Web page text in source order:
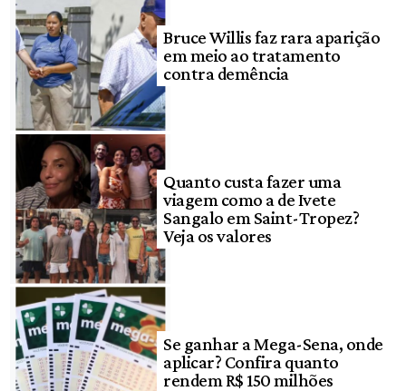
Bruce Willis faz rara aparição
em meio ao tratamento
contra demência
Quanto custa fazer uma
viagem como a de Ivete
Sangalo em Saint-Tropez?
Veja os valores
Se ganhar a Mega-Sena, onde
aplicar? Confira quanto
rendem R$ 150 milhões